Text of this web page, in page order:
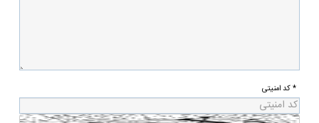
* کد امنیتی